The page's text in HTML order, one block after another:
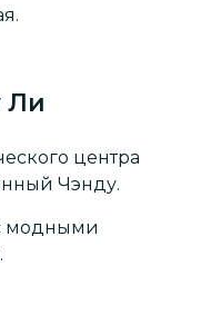
Ли
центра
Чэнду.
модными